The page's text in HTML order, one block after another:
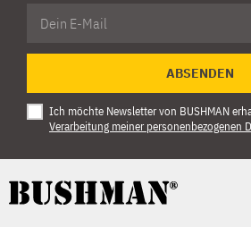
ABSENDEN
Ich möchte Newsletter von BUSHMAN
Verarbeitung meiner personenbezogenen